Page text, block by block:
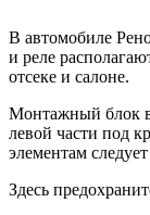
В автомобиле
и реле
отсеке и салоне.
Монтажный блок в
левой части под
элементам
Здесь